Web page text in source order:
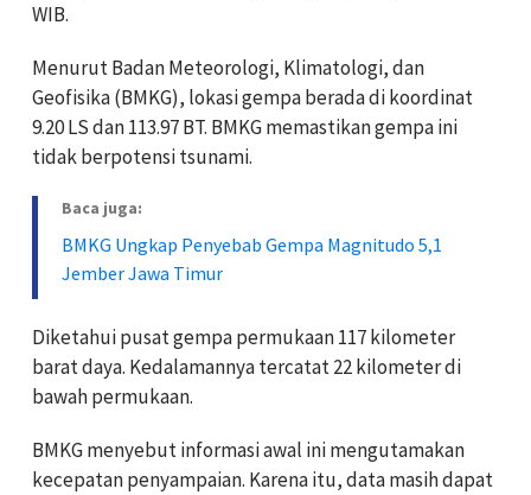
WIB.
Menurut Badan Meteorologi, Klimatologi, dan
Geofisika (BMKG), lokasi gempa berada di koordinat
9.20 LS dan 113.97 BT. BMKG memastikan gempa ini
tidak berpotensi tsunami.
Baca juga:
BMKG Ungkap Penyebab Gempa Magnitudo 5,1
Jember Jawa Timur
Diketahui pusat gempa permukaan 117 kilometer
barat daya. Kedalamannya tercatat 22 kilometer di
bawah permukaan.
BMKG menyebut informasi awal ini mengutamakan
kecepatan penyampaian. Karena itu, data masih dapat